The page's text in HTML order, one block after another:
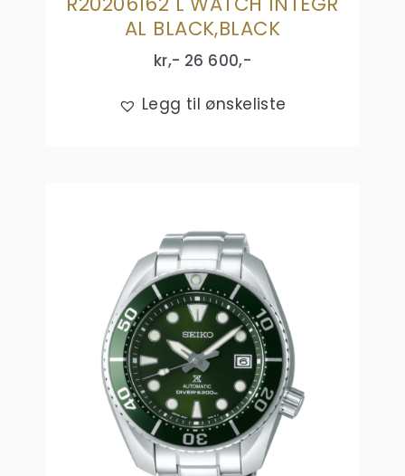
AL BLACK,BLACK
kr,- 26 600,-
Legg til ønskeliste